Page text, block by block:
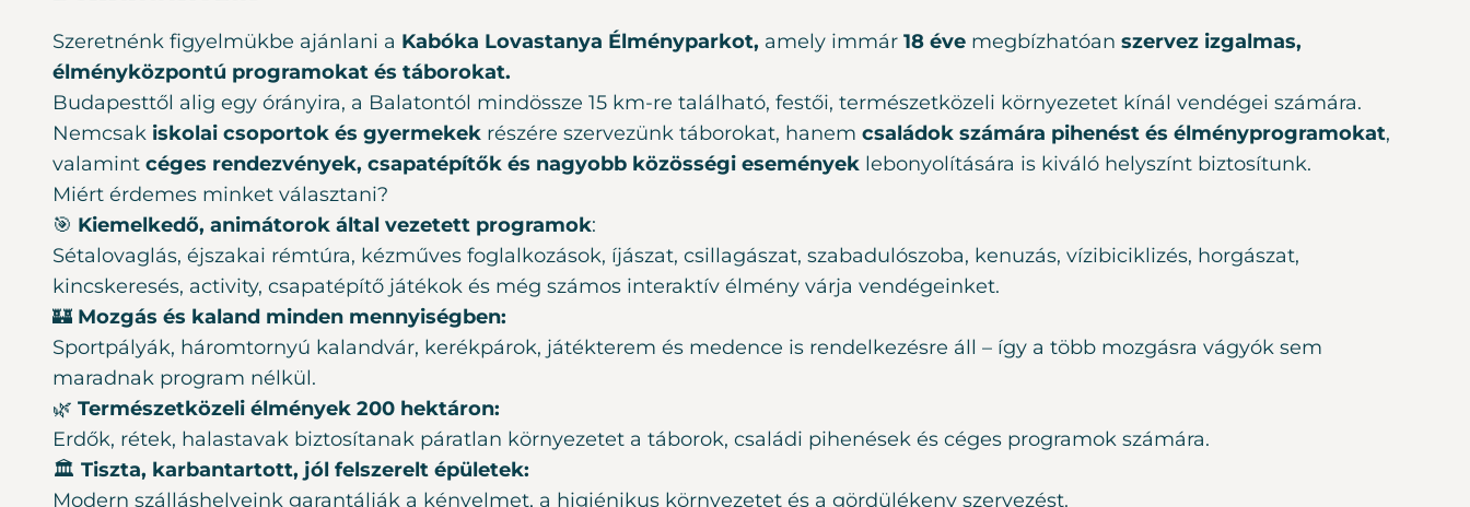
Szeretnénk figyelmükbe ajánlani a Kabóka Lovastanya Élményparkot, amely immár 18 éve megbízhatóan szervez izgalmas,
élményközpontú programokat és táborokat.
Budapesttől alig egy órányira, a Balatontól mindössze 15 km-re található, festői, természetközeli környezetet kínál vendégei számára.
Nemcsak iskolai csoportok és gyermekek részére szervezünk táborokat, hanem családok számára pihenést és élményprogramokat,
valamint céges rendezvények, csapatépítők és nagyobb közösségi események lebonyolítására is kiváló helyszínt biztosítunk.
Miért érdemes minket választani?
🎯 Kiemelkedő, animátorok által vezetett programok:
Sétalovaglás, éjszakai rémtúra, kézműves foglalkozások, íjászat, csillagászat, szabadulószoba, kenuzás, vízibiciklizés, horgászat,
kincskeresés, activity, csapatépítő játékok és még számos interaktív élmény várja vendégeinket.
🏰 Mozgás és kaland minden mennyiségben:
Sportpályák, háromtornyú kalandvár, kerékpárok, játékterem és medence is rendelkezésre áll – így a több mozgásra vágyók sem
maradnak program nélkül.
🌿 Természetközeli élmények 200 hektáron:
Erdők, rétek, halastavak biztosítanak páratlan környezetet a táborok, családi pihenések és céges programok számára.
🏛️ Tiszta, karbantartott, jól felszerelt épületek:
Modern szálláshelyeink garantálják a kényelmet, a higiénikus környezetet és a gördülékeny szervezést.